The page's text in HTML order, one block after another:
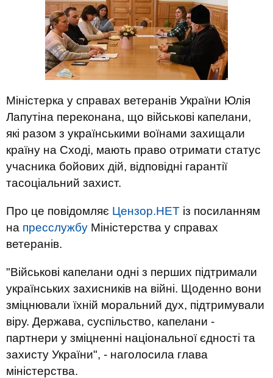
Міністерка у справах ветеранів України Юлія
Лапутіна переконана, що військові капелани,
які разом з українськими воїнами захищали
країну на Сході, мають право отримати статус
учасника бойових дій, відповідні гарантії
тасоціальний захист.
Про це повідомляє Цензор.НЕТ із посиланням
на пресслужбу Міністерства у справах
ветеранів.
"Військові капелани одні з перших підтримали
українських захисників на війні. Щоденно вони
зміцнювали їхній моральний дух, підтримували
віру. Держава, суспільство, капелани -
партнери у зміцненні національної єдності та
захисту України", - наголосила глава
міністерства.